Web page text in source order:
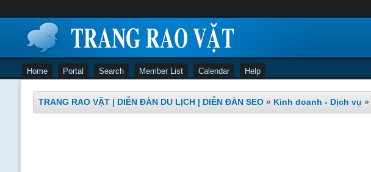
Home Portal Search Member List Calendar Help
TRANG RAO VẶT | DIỄN ĐÀN DU LỊCH | DIỄN ĐÀN SEO» Kinh doanh - Dịch vụ »